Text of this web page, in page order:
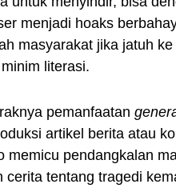
menjadi hoaks
masyarakat jika jatuh ke
literasi.
pemanfaatan
artikel berita atau
memicu pendangkalan
cerita tentang tragedi